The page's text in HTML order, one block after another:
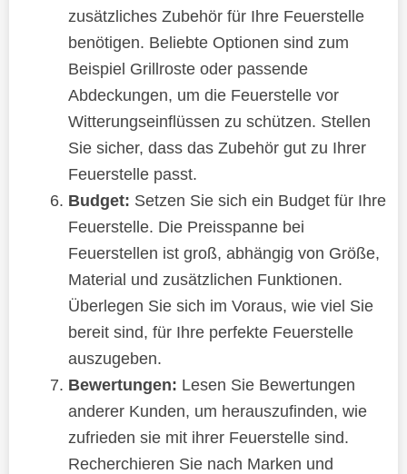
zusätzliches Zubehör für Ihre Feuerstelle
benötigen. Beliebte Optionen sind zum
Beispiel Grillroste oder passende
Abdeckungen, um die Feuerstelle vor
Witterungseinflüssen zu schützen. Stellen
Sie sicher, dass das Zubehör gut zu Ihrer
Feuerstelle passt.
Budget: Setzen Sie sich ein Budget für Ihre
Feuerstelle. Die Preisspanne bei
Feuerstellen ist groß, abhängig von Größe,
Material und zusätzlichen Funktionen.
Überlegen Sie sich im Voraus, wie viel Sie
bereit sind, für Ihre perfekte Feuerstelle
auszugeben.
Bewertungen: Lesen Sie Bewertungen
anderer Kunden, um herauszufinden, wie
zufrieden sie mit ihrer Feuerstelle sind.
Recherchieren Sie nach Marken und